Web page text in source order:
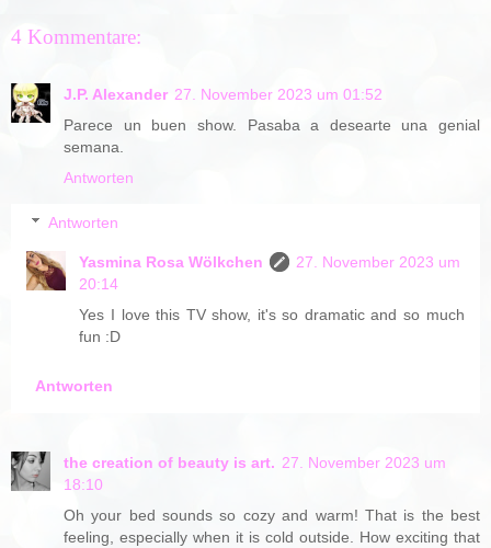
4 Kommentare:
J.P. Alexander 27. November 2023 um 01:52
Parece un buen show. Pasaba a desearte una genial
semana.
Antworten
Antworten
Yasmina Rosa Wölkchen
27. November 2023 um
20:14
Yes I love this TV show, it's so dramatic and so much
fun :D
Antworten
the creation of beauty is art. 27. November 2023 um
18:10
Oh your bed sounds so cozy and warm! That is the best
feeling, especially when it is cold outside. How exciting that